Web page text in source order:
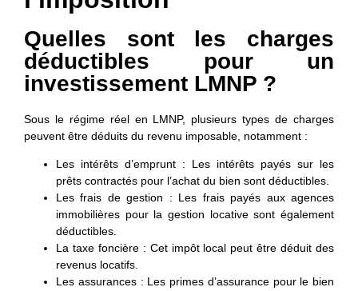
Quelles sont les charges
déductibles pour un
investissement LMNP ?
Sous le régime réelen LMNP, plusieurs types de charges
peuvent être déduits du revenu imposable, notamment :
Les intérêts d’emprunt : Les intérêts payés sur les
prêts contractés pour l’achat du bien sont déductibles.
Les frais de gestion : Les frais payés aux agences
immobilières pour la gestion locative sont également
déductibles.
La taxe foncière: Cet impôt local peut être déduit des
revenus locatifs.
Les assurances: Les primes d’assurance pour le bien